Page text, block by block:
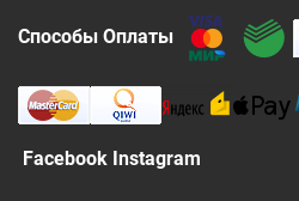
Способы Оплаты
Facebook Instagram